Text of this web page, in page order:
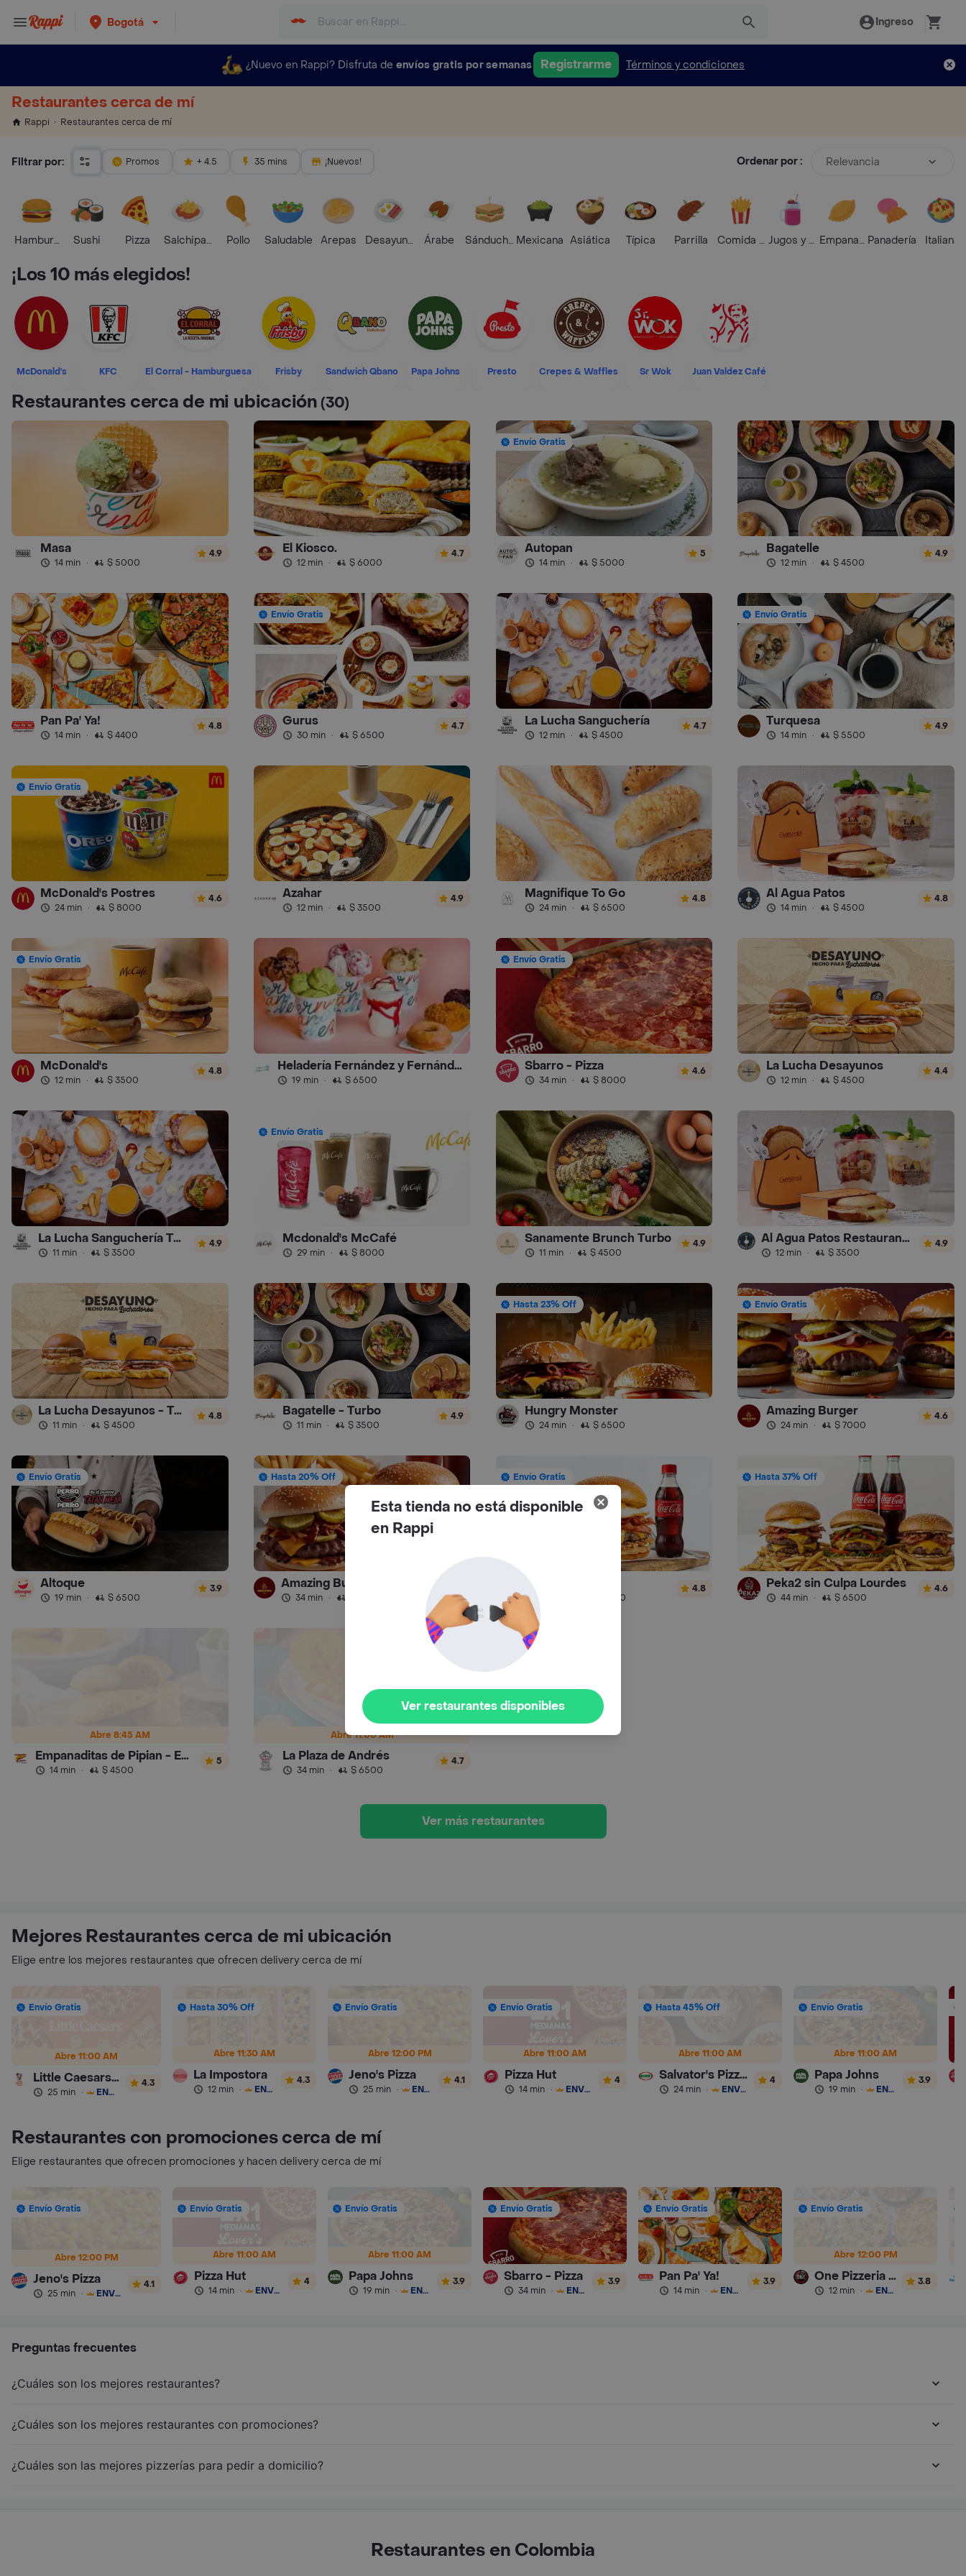
Bogotá Ingreso
¿Nuevo en Rappi? Disfruta de envíos gratis por semanas Registrarme Términos y condiciones
Restaurantes cerca de mí
Rappi Restaurantes cerca de mí
Filtrar por: Promos + 4.5 35 mins ¡Nuevos! Ordenar por : Relevancia
HamburguesaSushi Pizza Salchipapas Pollo Saludable Arepas Desayunos Árabe SánduchesMexicana Asiática Típica Parrilla Comida RápidaJugos y BatidosEmpanadasPanadería Italiana
¡Los 10 más elegidos!
McDonald's KFC El Corral - Hamburguesa Frisby Sandwich Qbano Papa Johns Presto Crepes & Waffles Sr Wok Juan Valdez Café
Restaurantes cerca de mi ubicación(30)
Masa
14 min · $ 5000
4.9 El Kiosco.
12 min · $ 6000
4.7
Envío Gratis
Autopan
14 min · $ 5000
5 Bagatelle
12 min · $ 4500
4.9
Pan Pa' Ya!
14 min · $ 4400
4.8
Envío Gratis
Gurus
30 min · $ 6500
4.7 La Lucha Sanguchería
12 min · $ 4500
4.7
Envío Gratis
Turquesa
14 min · $ 5500
4.9
Envío Gratis
McDonald's Postres
24 min · $ 8000
4.6 Azahar
12 min · $ 3500
4.9 Magnifique To Go
24 min · $ 6500
4.8 Al Agua Patos
14 min · $ 4500
4.8
Envío Gratis
McDonald's
12 min · $ 3500
4.8 Heladería Fernández y Fernández by Masa
19 min · $ 6500
Envío Gratis
Sbarro - Pizza
34 min · $ 8000
4.6 La Lucha Desayunos
12 min · $ 4500
4.4
La Lucha Sanguchería Turbo
11 min · $ 3500
4.9
Envío Gratis
Mcdonald's McCafé
29 min · $ 8000
Sanamente Brunch Turbo
11 min · $ 4500
4.9 Al Agua Patos Restaurante - Turbo
12 min · $ 3500
4.9
La Lucha Desayunos - Turbo
11 min · $ 4500
4.8 Bagatelle - Turbo
11 min · $ 3500
4.9
Hasta 23% Off
Hungry Monster
24 min · $ 6500
Envío Gratis
Amazing Burger
24 min · $ 7000
4.6
Envío Gratis
Altoque
19 min · $ 6500
3.9
Hasta 20% Off
34 min ·
Envío Gratis
Peka2 sin Culpa
$ 6500
4.8
Hasta 37% Off
Peka2 sin Culpa Lourdes
44 min · $ 6500
4.6
Abre 8:45 AM
Empanaditas de Pipian - Empanadas
14 min · $ 4500
5
Abre 11:00 AM
La Plaza de Andrés
34 min · $ 6500
4.7
Ver más restaurantes
Mejores Restaurantes cerca de mi ubicación
Elige entre los mejores restaurantes que ofrecen delivery cerca de mí
Abre 11:00 AM
Envío Gratis
Little Caesars Pizza
25 min · ENVÍO GRATIS
4.3
Abre 11:30 AM
Hasta 30% Off
La Impostora
12 min · ENVÍO GRATIS
4.3
Abre 12:00 PM
Envío Gratis
Jeno's Pizza
25 min · ENVÍO GRATIS
4.1
Abre 11:00 AM
Envío Gratis
Pizza Hut
14 min · ENVÍO GRATIS
4
Abre 11:00 AM
Hasta 45% Off
Salvator's Pizza & Pasta
24 min · ENVÍO GRATIS
4
Abre 11:00 AM
Envío Gratis
Papa Johns
19 min · ENVÍO GRATIS
3.9
Restaurantes con promociones cerca de mí
Elige restaurantes que ofrecen promociones y hacen delivery cerca de mí
Abre 12:00 PM
Envío Gratis
Jeno's Pizza
25 min · ENVÍO GRATIS
4.1
Abre 11:00 AM
Envío Gratis
Pizza Hut
14 min · ENVÍO GRATIS
4
Abre 11:00 AM
Envío Gratis
Papa Johns
19 min · ENVÍO GRATIS
3.9
Envío Gratis
Sbarro - Pizza
34 min · ENVÍO GRATIS
3.9
Envío Gratis
Pan Pa' Ya!
14 min · ENVÍO GRATIS
3.9
Abre 12:00 PM
Envío Gratis
One Pizzeria - Pizza
12 min · ENVÍO GRATIS
3.8
Preguntas frecuentes
¿Cuáles son los mejores restaurantes?
¿Cuáles son los mejores restaurantes con promociones?
¿Cuáles son las mejores pizzerías para pedir a domicilio?
Restaurantes en Colombia
Esta tienda no está disponible
en Rappi
Ver restaurantes disponibles